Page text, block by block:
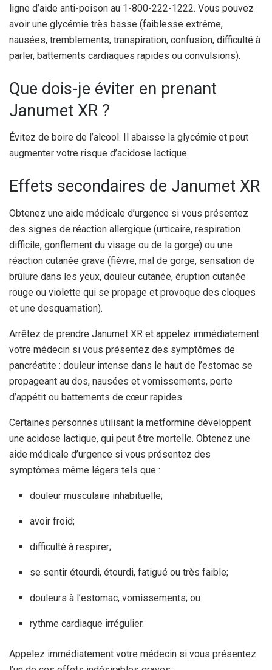
ligne d’aide anti-poison au 1-800-222-1222. Vous pouvez
avoir une glycémie très basse (faiblesse extrême,
nausées, tremblements, transpiration, confusion, difficulté à
parler, battements cardiaques rapides ou convulsions).
Que dois-je éviter en prenant
Janumet XR ?
Évitez de boire de l’alcool. Il abaisse la glycémie et peut
augmenter votre risque d’acidose lactique.
Effets secondaires de Janumet XR
Obtenez une aide médicale d’urgence si vous présentez
des signes de réaction allergique (urticaire, respiration
difficile, gonflement du visage ou de la gorge) ou une
réaction cutanée grave (fièvre, mal de gorge, sensation de
brûlure dans les yeux, douleur cutanée, éruption cutanée
rouge ou violette qui se propage et provoque des cloques
et une desquamation).
Arrêtez de prendre Janumet XR et appelez immédiatement
votre médecin si vous présentez des symptômes de
pancréatite : douleur intense dans le haut de l’estomac se
propageant au dos, nausées et vomissements, perte
d’appétit ou battements de cœur rapides.
Certaines personnes utilisant la metformine développent
une acidose lactique, qui peut être mortelle. Obtenez une
aide médicale d’urgence si vous présentez des
symptômes même légers tels que :
douleur musculaire inhabituelle;
avoir froid;
difficulté à respirer;
se sentir étourdi, étourdi, fatigué ou très faible;
douleurs à l’estomac, vomissements; ou
rythme cardiaque irrégulier.
Appelez immédiatement votre médecin si vous présentez